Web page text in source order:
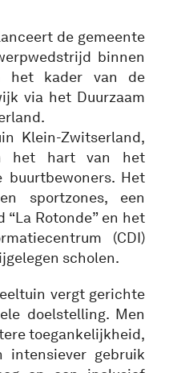
de gemeente
binnen
het kader van de
via het Duurzaam
Klein-Zwitserland,
het hart van het
Het
sportzones, een
Rotonde” en het
(CDI)
scholen.
vergt gerichte
doelstelling. Men
toegankelijkheid,
intensiever gebruik